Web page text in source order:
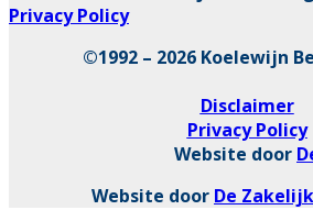
Privacy Policy
©1992 – 2026 Koelewijn
Disclaimer
Privacy Policy
Website door
Website door De